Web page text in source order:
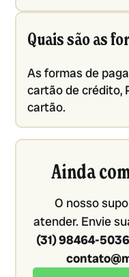
Quais são as
As formas de
cartão de crédito,
cartão.
Ainda
O nosso
atender. Envie
(31) 98464-5036